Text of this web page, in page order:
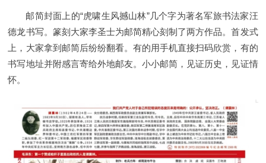
邮简封面上的“虎啸生风撼山林”几个字为著名军旅书法家汪
德龙书写。篆刻大家李圣士为邮简精心刻制了两方作品。首发式
上，大家拿到邮简后纷纷翻看。有的用手机直接扫码欣赏，有的
书写地址并附感言寄给外地邮友。小小邮简，见证历史，见证情
怀。